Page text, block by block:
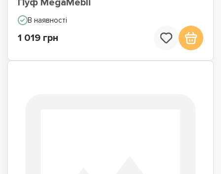
Пуф MegaMebli
В наявності
1 019 грн